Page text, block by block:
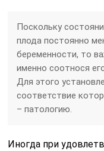
Поскольку
плода постоянно
беременности, то
именно соотнося
Для этого
соответствие
– патологию.
Иногда при